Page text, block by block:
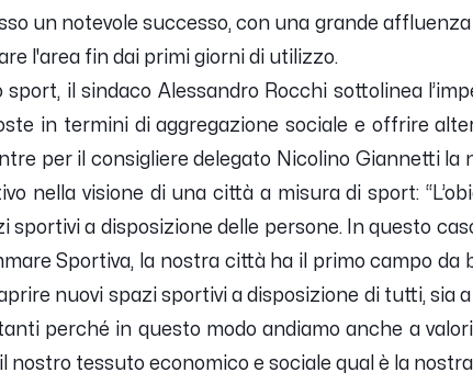
un notevole successo, con una grande
l'area fin dai primi giorni di utilizzo.
sport, il sindaco Alessandro Rocchi sottolinea
in termini di aggregazione sociale e offrire
per il consigliere delegato Nicolino Giannetti
nella visione di una città a misura di sport:
sportivi a disposizione delle persone. In questo
Sportiva, la nostra città ha il primo campo da
nuovi spazi sportivi a disposizione di tutti, sia
perché in questo modo andiamo anche a
nostro tessuto economico e sociale qual è la nostra